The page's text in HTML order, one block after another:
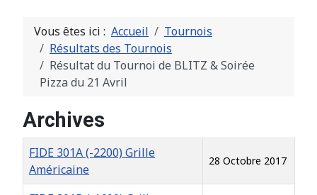
Vous êtes ici : Accueil
Tournois
Résultats des Tournois
Résultat du Tournoi de BLITZ & Soirée
Pizza du 21 Avril
Archives
Titre Date de création
FIDE 301A (-2200) Grille
Américaine
28 Octobre 2017